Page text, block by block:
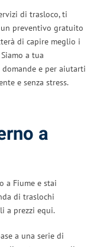
di trasloco, ti
un preventivo gratuito
di capire meglio i
a tua
e per aiutarti
e senza stress.
a
a Fiume e stai
di traslochi
a prezzi equi.
a una serie di